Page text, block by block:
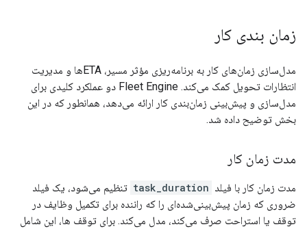
زمان بندی کار
مدل‌سازی زمان‌های کار به برنامه‌ریزی مؤثر مسیر، ETAها و مدیریت
انتظارات تحویل کمک می‌کند. Fleet Engine دو عملکرد کلیدی برای
مدل‌سازی و پیش‌بینی زمان‌بندی کار ارائه می‌دهد، همانطور که در این
بخش توضیح داده شد.
مدت زمان کار
مدت زمان کار با فیلد task_duration تنظیم می‌شود، یک فیلد
ضروری که زمان پیش‌بینی‌شده‌ای را که راننده برای تکمیل وظایف در
توقف یا استراحت صرف می‌کند، مدل می‌کند. برای توقف ها، این شامل